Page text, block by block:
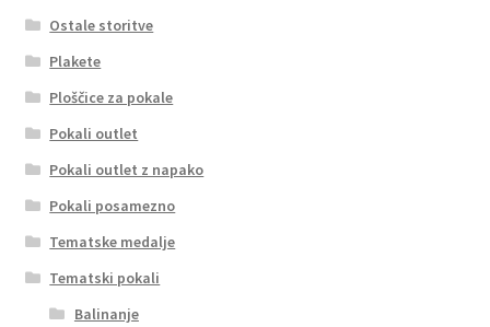
Ostale storitve
Plakete
Ploščice za pokale
Pokali outlet
Pokali outlet z napako
Pokali posamezno
Tematske medalje
Tematski pokali
Balinanje